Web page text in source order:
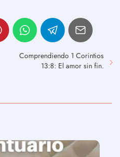
Comprendiendo 1 Corintios
13:8: El amor sin fin.